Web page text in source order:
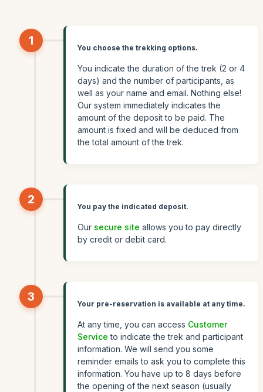
1
You choose the trekking options.
You indicate the duration of the trek (2 or 4
days) and the number of participants, as
well as your name and email. Nothing else!
Our system immediately indicates the
amount of the deposit to be paid. The
amount is fixed and will be deduced from
the total amount of the trek.
2
You pay the indicated deposit.
Our secure site allows you to pay directly
by credit or debit card.
3
Your pre-reservation is available at any time.
At any time, you can access Customer
Service to indicate the trek and participant
information. We will send you some
reminder emails to ask you to complete this
information. You have up to 8 days before
the opening of the next season (usually